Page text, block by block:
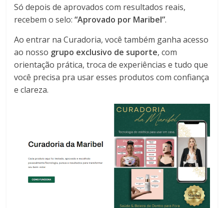
Só depois de aprovados com resultados reais,
recebem o selo:“Aprovado por Maribel”.
Ao entrar na Curadoria, você também ganha acesso
ao nosso grupo exclusivo de suporte, com
orientação prática, troca de experiências e tudo que
você precisa pra usar esses produtos com confiança
e clareza.